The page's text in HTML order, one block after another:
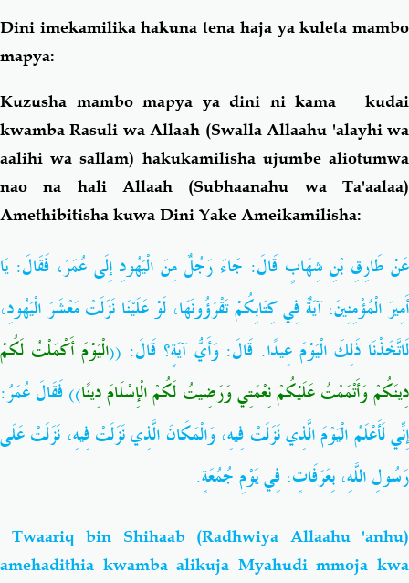
Dini imekamilika hakuna tena haja ya kuleta mambo
mapya:
Kuzusha mambo mapya ya dini ni kama kudai
kwamba Rasuli wa Allaah (Swalla Allaahu 'alayhi wa
aalihi wa sallam) hakukamilisha ujumbe aliotumwa
nao na hali Allaah (Subhaanahu wa Ta'aalaa)
Amethibitisha kuwa Dini Yake Ameikamilisha:
عَنْ طَارِقِ بْنِ شِهَابٍ قَالَ: جَاءَ رَجُلٌ مِنَ الْيَهُودِ إِلَى عُمَرَ، فَقَالَ: يَا
أَمِيرَ الْمُؤْمِنِينَ، آيَةٌ فِي كِتَابِكُمْ تَقْرَؤُونَهَا، لَوْ عَلَيْنَا نَزَلَتْ مَعْشَرَ الْيَهُودِ،
لَاتَّخَذْنَا ذَلِكَ الْيَوْمَ عِيدًا. قَالَ: وَأَيُّ آيَةٍ؟ قَالَ: ((الْيَوْمَ أَكْمَلْتُ لَكُمْ
دِينَكُمْ وَأَتْمَمْتُ عَلَيْكُمْ نِعْمَتِي وَرَضِيتُ لَكُمْ الْإِسْلَامَ دِينًا)) فَقَالَ عُمَرُ:
إِنِّي لَأَعْلَمُ الْيَوْمَ الَّذِي نَزَلَتْ فِيهِ، وَالْمَكَانَ الَّذِي نَزَلَتْ فِيهِ، نَزَلَتْ عَلَى
رَسُولِ اللَّهِ، بِعَرَفَاتٍ، فِي يَوْمِ جُمُعَةٍ.
Twaariq bin Shihaab (Radhwiya Allaahu 'anhu)
amehadithia kwamba alikuja Myahudi mmoja kwa